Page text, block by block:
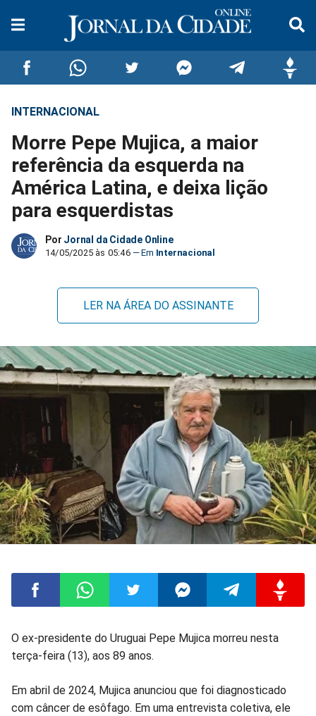
Compartilhar
no
Facebook
Compartilhar
no
Whatsapp
no
Twitter
no
Messenger
no
Telegram
INTERNACIONAL
Morre Pepe Mujica, a maior
referência da esquerda na
América Latina, e deixa lição
para esquerdistas
Por Jornal da Cidade Online
14/05/2025 às 05:46 Internacional
LER NA ÁREA DO ASSINANTE
Compartilhar
Facebook
Compartilhar
Whatsapp
Compartilhar
Twitter
Compartilhar
Messenger
Compartilhar
TelegramGettr
O ex-presidente do Uruguai Pepe Mujica morreu nesta
terça-feira (13), aos 89 anos.
Em abril de 2024, Mujica anunciou que foi diagnosticado
com câncer de esôfago. Em uma entrevista coletiva, ele